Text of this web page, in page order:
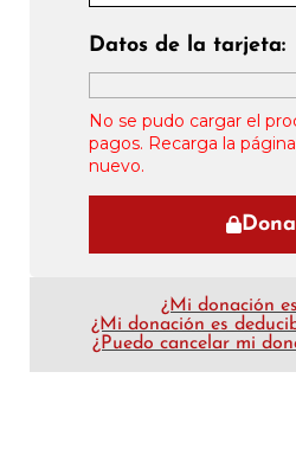
Datos de la tarjeta:
No se pudo cargar el
pagos. Recarga la
nuevo.
¿Mi donación
¿Mi donación es
¿Puedo cancelar mi